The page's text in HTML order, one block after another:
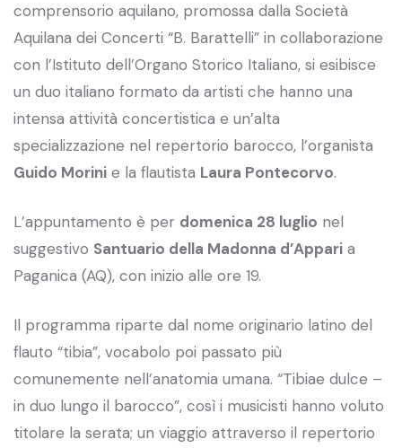
comprensorio aquilano, promossa dalla Società
Aquilana dei Concerti “B. Barattelli” in collaborazione
con l’Istituto dell’Organo Storico Italiano, si esibisce
un duo italiano formato da artisti che hanno una
intensa attività concertistica e un’alta
specializzazione nel repertorio barocco, l’organista
Guido Morini e la flautista Laura Pontecorvo.
L’appuntamento è per domenica 28 luglio nel
suggestivo Santuario della Madonna d’Appari a
Paganica (AQ), con inizio alle ore 19.
Il programma riparte dal nome originario latino del
flauto “tibia”, vocabolo poi passato più
comunemente nell’anatomia umana. “Tibiae dulce –
in duo lungo il barocco”, così i musicisti hanno voluto
titolare la serata; un viaggio attraverso il repertorio